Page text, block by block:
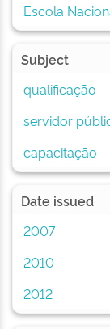
Escola
Subject
qualificação
servidor
capacitação
Date issued
2007
2010
2012